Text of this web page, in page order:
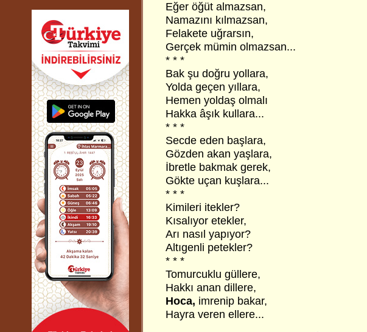
Eğer öğüt almazsan,
Namazını kılmazsan,
Felakete uğrarsın,
Gerçek mümin olmazsan...
* * *
Bak şu doğru yollara,
Yolda geçen yıllara,
Hemen yoldaş olmalı
Hakka âşık kullara...
* * *
Secde eden başlara,
Gözden akan yaşlara,
İbretle bakmak gerek,
Gökte uçan kuşlara...
* * *
Kimileri itekler?
Kısalıyor etekler,
Arı nasıl yapıyor?
Altıgenli petekler?
* * *
Tomurcuklu güllere,
Hakkı anan dillere,
Hoca, imrenip bakar,
Hayra veren ellere...